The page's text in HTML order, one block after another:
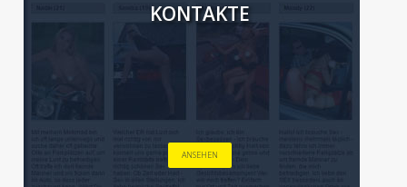
KONTAKTE
ANSEHEN